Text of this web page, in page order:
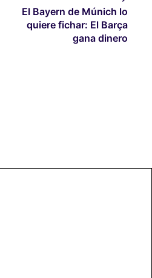
El Bayern de Múnich lo
quiere fichar: El Barça
gana dinero